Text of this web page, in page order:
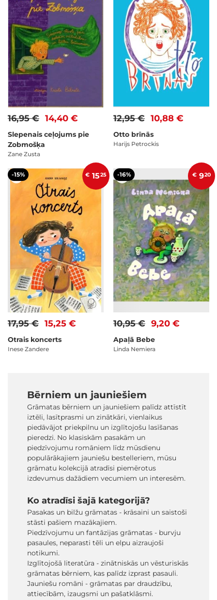
14,40 €
16,95 €
Slepenais ceļojums pie
Zobmošķa
Zane Zusta
10,88 €
12,95 €
Otto brīnās
Harijs Petrockis
-15% € 1525
15,25 €
17,95 €
Otrais koncerts
Inese Zandere
-16% € 920
9,20 €
10,95 €
Apaļā Bebe
Linda Nemiera
Bērniem un jauniešiem
Grāmatas bērniem un jauniešiem palīdz attīstīt
iztēli, lasītprasmi un zinātkāri, vienlaikus
piedāvājot priekpilnu un izglītojošu lasīšanas
pieredzi. No klasiskām pasakām un
piedzīvojumu romāniem līdz mūsdienu
populārākajiem jauniešu bestelleriem, mūsu
grāmatu kolekcijā atradīsi piemērotus
izdevumus dažādiem vecumiem un interesēm.
Ko atradīsi šajā kategorijā?
Pasakas un bilžu grāmatas - krāsaini un saistoši
stāsti pašiem mazākajiem.
Piedzīvojumu un fantāzijas grāmatas - burvju
pasaules, neparasti tēli un elpu aizraujoši
notikumi.
Izglītojošā literatūra - zinātniskās un vēsturiskās
grāmatas bērniem, kas palīdz izprast pasauli.
Jauniešu romāni - grāmatas par draudzību,
attiecībām, izaugsmi un pašatklāsmi.